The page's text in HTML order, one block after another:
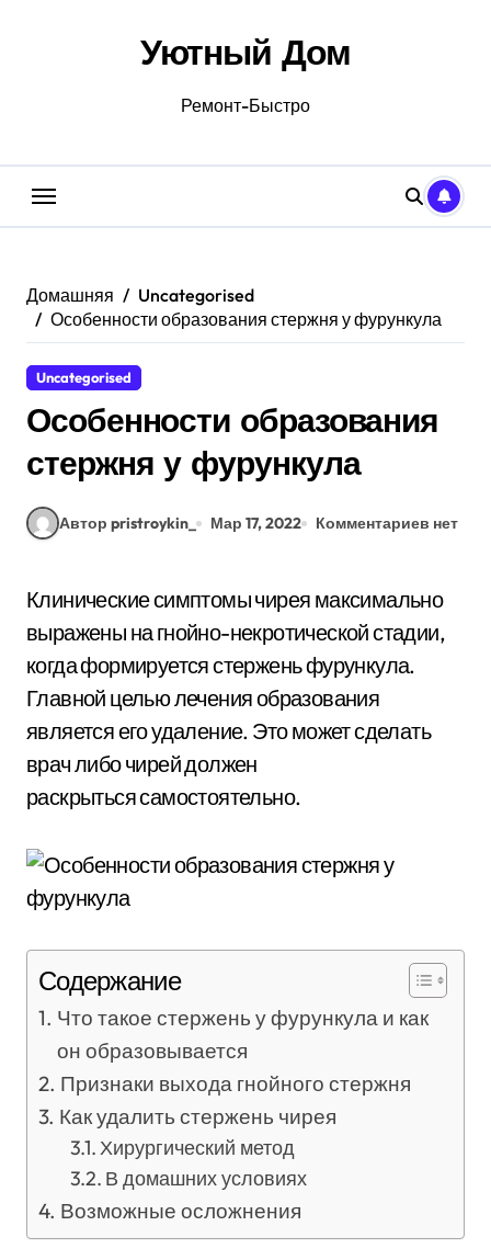
Уютный Дом
Ремонт-Быстро
Домашняя
Uncategorised
Особенности образования стержня у фурункула
Uncategorised
Особенности образования
стержня у фурункула
Автор pristroykin_ Мар 17, 2022 Комментариев нет
Клинические симптомы чирея максимально
выражены на гнойно-некротической стадии,
когда формируется стержень фурункула.
Главной целью лечения образования
является его удаление. Это может сделать
врач либо чирей должен
раскрыться самостоятельно.
Содержание
Что такое стержень у фурункула и как
он образовывается
Признаки выхода гнойного стержня
Как удалить стержень чирея
Хирургический метод
В домашних условиях
Возможные осложнения